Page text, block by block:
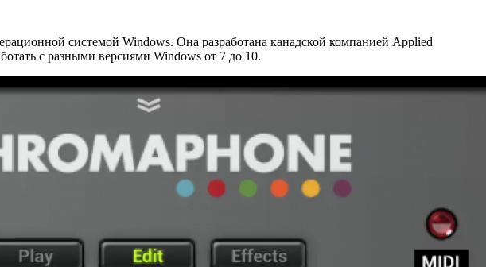
системой Windows. Она разработана канадской компанией Applied
с разными версиями Windows от 7 до 10.